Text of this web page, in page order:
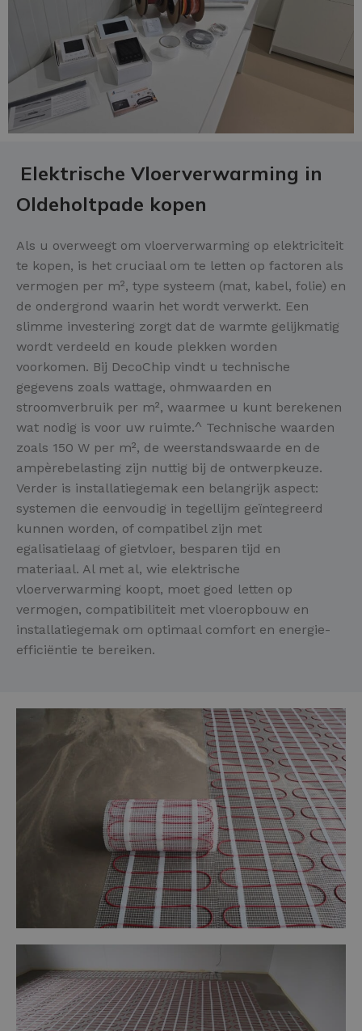
Elektrische Vloerverwarming in
Oldeholtpade kopen
Als u overweegt om vloerverwarming op elektriciteit
te kopen, is het cruciaal om te letten op factoren als
vermogen per m², type systeem (mat, kabel, folie) en
de ondergrond waarin het wordt verwerkt. Een
slimme investering zorgt dat de warmte gelijkmatig
wordt verdeeld en koude plekken worden
voorkomen. Bij DecoChip vindt u technische
gegevens zoals wattage, ohmwaarden en
stroomverbruik per m², waarmee u kunt berekenen
wat nodig is voor uw ruimte.^ Technische waarden
zoals 150 W per m², de weerstandswaarde en de
ampèrebelasting zijn nuttig bij de ontwerpkeuze.
Verder is installatiegemak een belangrijk aspect:
systemen die eenvoudig in tegellijm geïntegreerd
kunnen worden, of compatibel zijn met
egalisatielaag of gietvloer, besparen tijd en
materiaal. Al met al, wie elektrische
vloerverwarming koopt, moet goed letten op
vermogen, compatibiliteit met vloeropbouw en
installatiegemak om optimaal comfort en energie-
efficiëntie te bereiken.